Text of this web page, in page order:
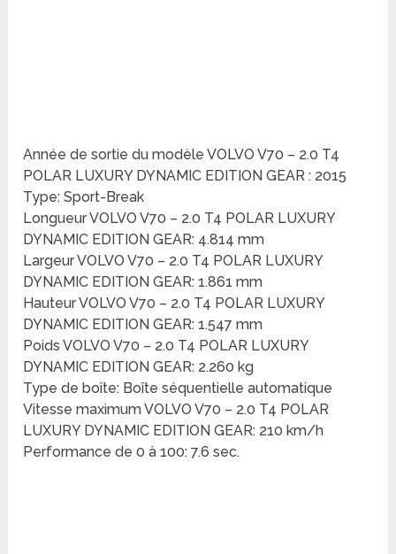
Année de sortie du modèle VOLVO V70 – 2.0 T4
POLAR LUXURY DYNAMIC EDITION GEAR : 2015
Type: Sport-Break
Longueur VOLVO V70 – 2.0 T4 POLAR LUXURY
DYNAMIC EDITION GEAR: 4.814 mm
Largeur VOLVO V70 – 2.0 T4 POLAR LUXURY
DYNAMIC EDITION GEAR: 1.861 mm
Hauteur VOLVO V70 – 2.0 T4 POLAR LUXURY
DYNAMIC EDITION GEAR: 1.547 mm
Poids VOLVO V70 – 2.0 T4 POLAR LUXURY
DYNAMIC EDITION GEAR: 2.260 kg
Type de boîte: Boîte séquentielle automatique
Vitesse maximum VOLVO V70 – 2.0 T4 POLAR
LUXURY DYNAMIC EDITION GEAR: 210 km/h
Performance de 0 à 100: 7.6 sec.